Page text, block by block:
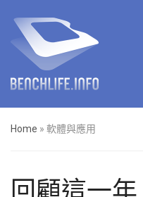
Home » 軟體與應用
回顧這一年